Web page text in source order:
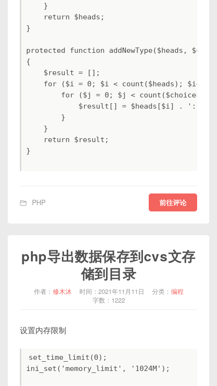
    }
    return $heads;
}
protected function addNewType($heads,
{
    $result = [];
    for ($i = 0; $i < count($heads); $i++){
for ($j = 0; $j < count($choices);
$result[] = $heads[$i] . ':' .
        }
    }
    return $result;
}
PHP 前往评论
php导出数据保存到cvs文存
储到目录
作者： 修木沐 时间：2021年11月11日 分类： 编程
字数：1222
设置内存限制
set_time_limit(0);
ini_set('memory_limit', '1024M');